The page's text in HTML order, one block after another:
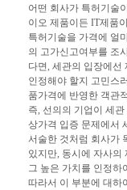
어떤 회사가 특허기술
이오 제품이든 IT제품
특허기술을 가격에 얼
의 고가신고여부를 조
다면, 세관의 입장에선
인정해야 할지 고민스
품가격에 반영한 객관
즉, 선의의 기업이 세
상가격 입증 문제에서
서술한 것처럼 회사가
있지만, 동시에 자사의
그 높은 가치를 인정하
따라서 이 부분에 대하